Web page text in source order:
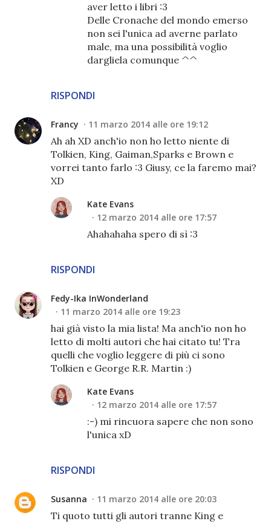
RISPONDI
aver letto i libri :3
Delle Cronache del mondo emerso
non sei l'unica ad averne parlato
male, ma una possibilità voglio
dargliela comunque ^^
Francy 11 marzo 2014 alle ore 19:12
Ah ah XD anch'io non ho letto niente di
Tolkien, King, Gaiman,Sparks e Brown e
vorrei tanto farlo :3 Giusy, ce la faremo mai?
XD
RISPONDI
Kate Evans
12 marzo 2014 alle ore 17:57
Ahahahaha spero di sì :3
Fedy-Ika InWonderland
11 marzo 2014 alle ore 19:23
hai già visto la mia lista! Ma anch'io non ho
letto di molti autori che hai citato tu! Tra
quelli che voglio leggere di più ci sono
Tolkien e George R.R. Martin :)
RISPONDI
Kate Evans
12 marzo 2014 alle ore 17:57
:-) mi rincuora sapere che non sono
l'unica xD
Susanna 11 marzo 2014 alle ore 20:03
Ti quoto tutti gli autori tranne King e